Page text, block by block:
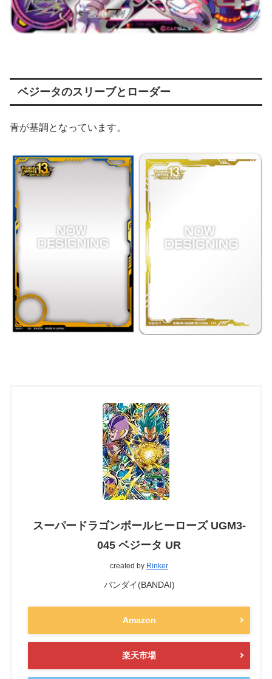
ベジータのスリーブとローダー
青が基調となっています。
スーパードラゴンボールヒーローズ UGM3-
045 ベジータ UR
created by Rinker
バンダイ(BANDAI)
Amazon
楽天市場